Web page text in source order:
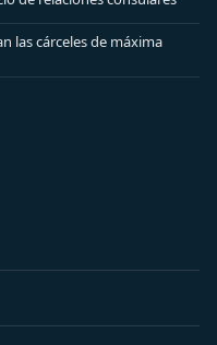
las cárceles de máxima